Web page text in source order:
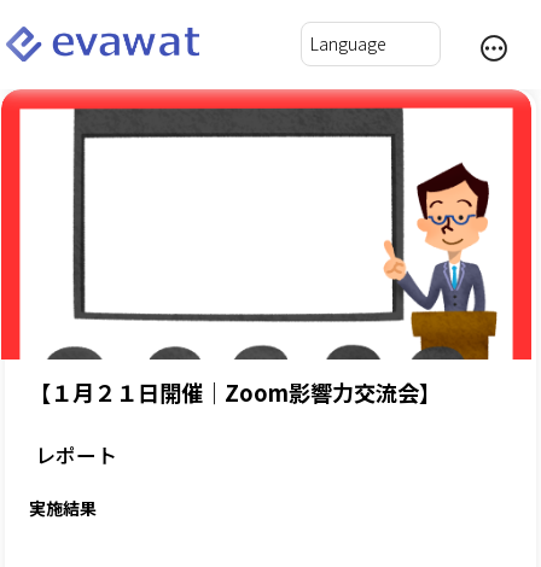
【１月２１日開催｜Zoom影響力交流会】
レポート
実施結果